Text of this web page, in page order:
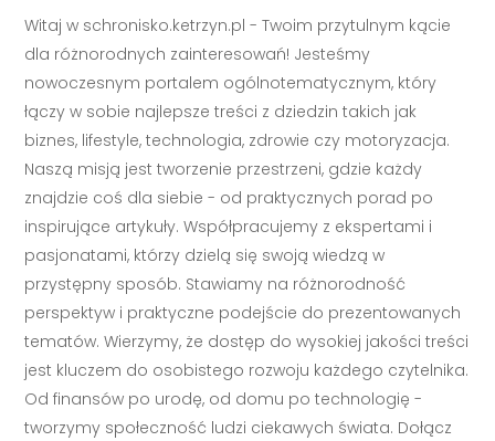
Witaj w schronisko.ketrzyn.pl - Twoim przytulnym kącie
dla różnorodnych zainteresowań! Jesteśmy
nowoczesnym portalem ogólnotematycznym, który
łączy w sobie najlepsze treści z dziedzin takich jak
biznes, lifestyle, technologia, zdrowie czy motoryzacja.
Naszą misją jest tworzenie przestrzeni, gdzie każdy
znajdzie coś dla siebie - od praktycznych porad po
inspirujące artykuły. Współpracujemy z ekspertami i
pasjonatami, którzy dzielą się swoją wiedzą w
przystępny sposób. Stawiamy na różnorodność
perspektyw i praktyczne podejście do prezentowanych
tematów. Wierzymy, że dostęp do wysokiej jakości treści
jest kluczem do osobistego rozwoju każdego czytelnika.
Od finansów po urodę, od domu po technologię -
tworzymy społeczność ludzi ciekawych świata. Dołącz